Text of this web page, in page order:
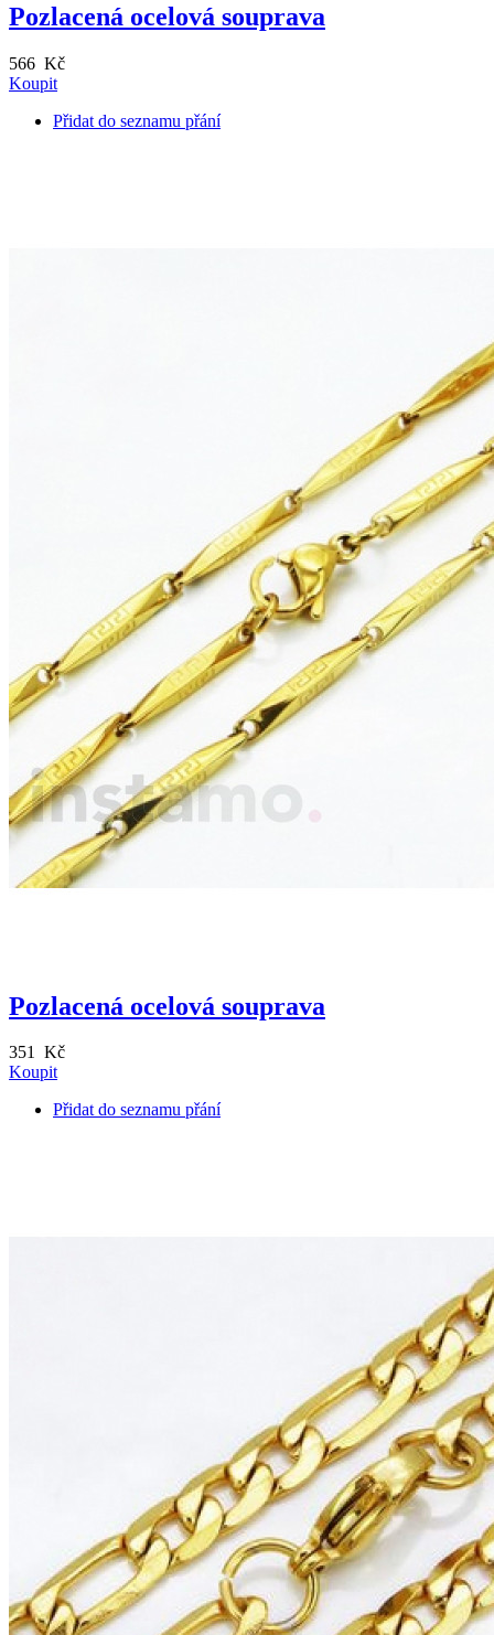
Pozlacená ocelová souprava
566 Kč
Koupit
Přidat do seznamu přání
Pozlacená ocelová souprava
351 Kč
Koupit
Přidat do seznamu přání